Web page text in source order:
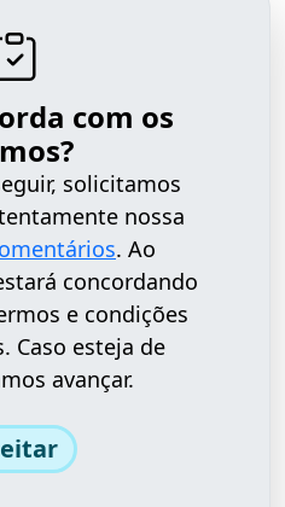
com os
solicitamos
nossa
. Ao
concordando
e condições
Caso esteja de
avançar.